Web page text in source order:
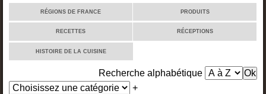
RÉGIONS DE FRANCE PRODUITS
RECETTES RÉCEPTIONS
HISTOIRE DE LA CUISINE
Recherche alphabétique
+